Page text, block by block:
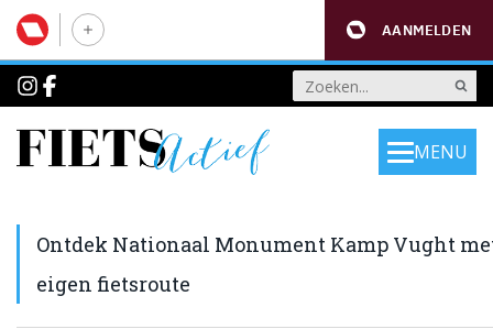
AANMELDEN
MENU
Ontdek Nationaal Monument Kamp Vught
eigen fietsroute